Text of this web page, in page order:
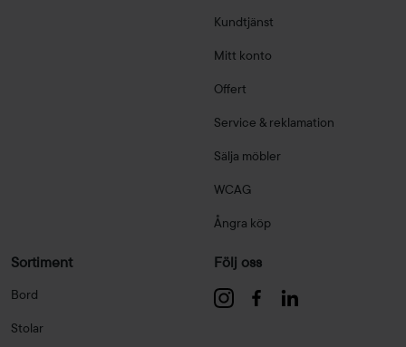
Kundtjänst
Mitt konto
Offert
Service & reklamation
Sälja möbler
WCAG
Ångra köp
Sortiment
Bord
Stolar
Följ oss